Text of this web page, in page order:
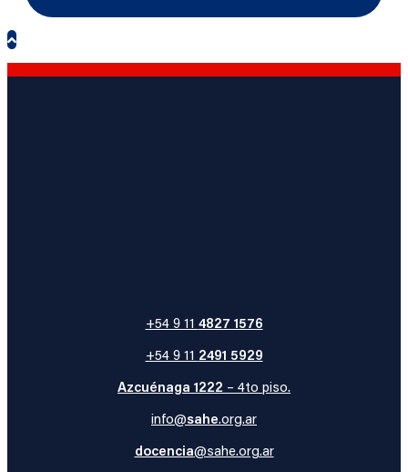
+54 9 11 4827 1576
+54 9 11 2491 5929
Azcuénaga 1222 – 4to piso.
info@sahe.org.ar
docencia@sahe.org.ar